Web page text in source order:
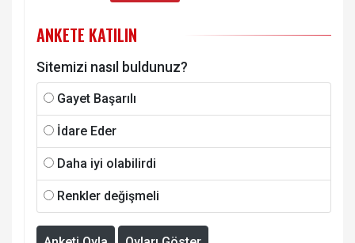
ANKETE KATILIN
Sitemizi nasıl buldunuz?
Gayet Başarılı
İdare Eder
Daha iyi olabilirdi
Renkler değişmeli